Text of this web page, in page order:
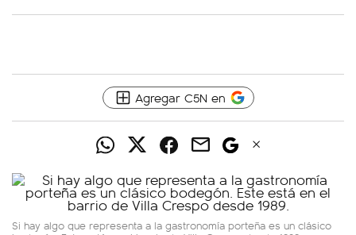
Agregar C5N en
Si hay algo que representa a la gastronomía porteña es un clásico